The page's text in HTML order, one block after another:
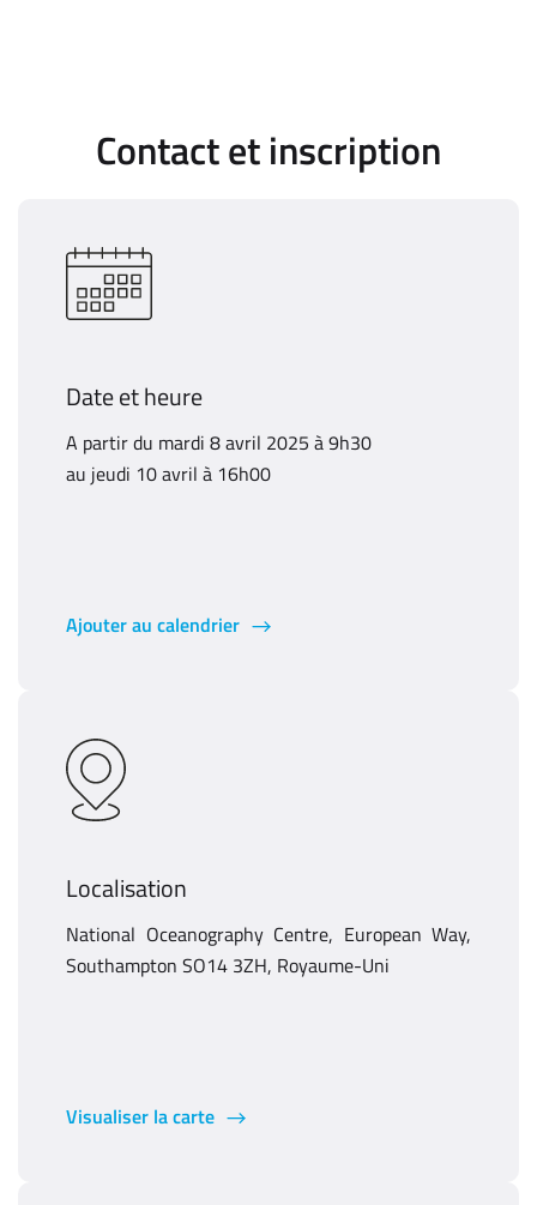
Contact et inscription
Date et heure
A partir du mardi 8 avril 2025 à 9h30
au jeudi 10 avril à 16h00
Ajouter au calendrier
Localisation
National Oceanography Centre, European Way,
Southampton SO14 3ZH, Royaume-Uni
Visualiser la carte